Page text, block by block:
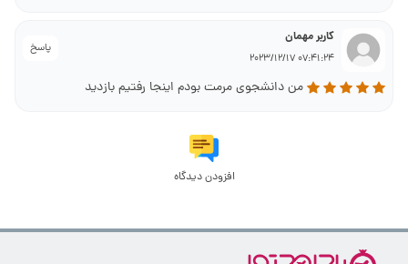
پاسخ
کاربر مهمان
07:41:24 2023/12/17
من دانشجوی مرمت بودم اینجا رفتیم بازدید
افزودن دیدگاه